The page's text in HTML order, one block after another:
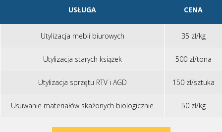
USŁUGA CENA
Utylizacja mebli biurowych 35 zł/kg
Utylizacja starych książek 500 zł/tona
Utylizacja sprzętu RTV i AGD 150 zł/sztuka
Usuwanie materiałów skażonych biologicznie 50 zł/kg